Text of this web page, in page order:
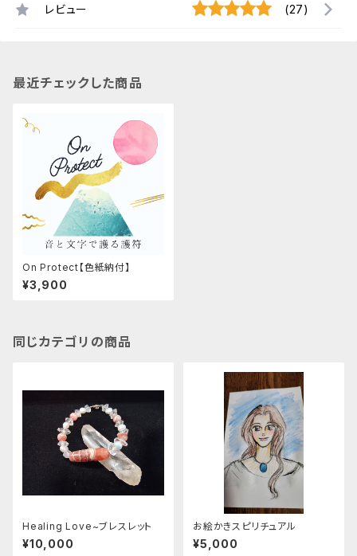
レビュー (27)
最近チェックした商品
On Protect【色紙納付】
¥3,900
同じカテゴリの商品
Healing Love~ブレスレット
¥10,000
お絵かきスピリチュアル
¥5,000